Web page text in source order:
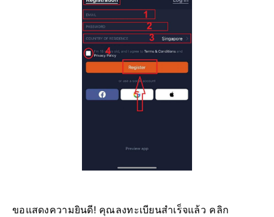
ขอแสดงความยินดี! คุณลงทะเบียนสำเร็จแล้ว คลิก